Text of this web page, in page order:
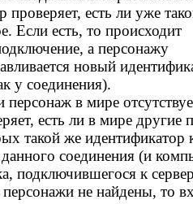
проверяет, есть ли уже
Если есть, то происходит
а персонажу
новый
у соединения).
персонаж в мире
есть ли в мире другие
такой же идентификатор
соединения (и
подключившегося к
персонажи не найдены, то